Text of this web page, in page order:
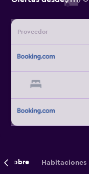
Proveedor
Sobre Habitaciones